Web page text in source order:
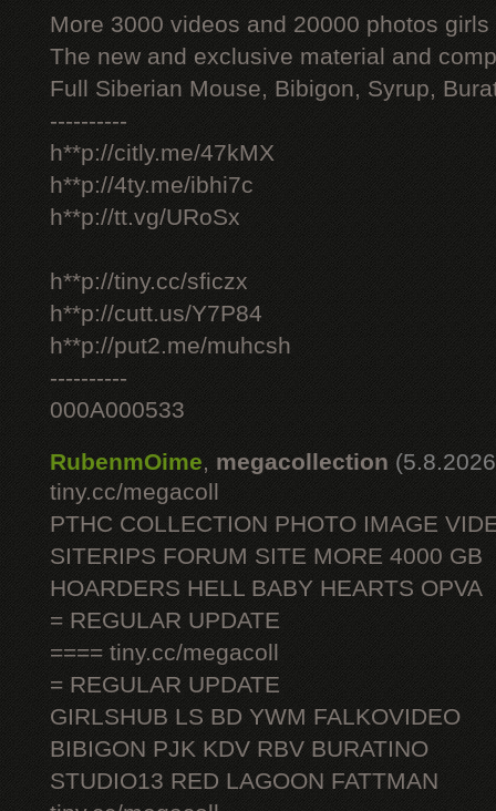
More 3000 videos and 20000 photos
The new and exclusive material and
Full Siberian Mouse, Bibigon, Syrup,
----------
h**p://citly.me/47kMX
h**p://4ty.me/ibhi7c
h**p://tt.vg/URoSx
h**p://tiny.cc/sficzx
h**p://cutt.us/Y7P84
h**p://put2.me/muhcsh
----------
000A000533
RubenmOime, megacollection
tiny.cc/megacoll
PTHC COLLECTION PHOTO IMAGE
SITERIPS FORUM SITE MORE 4000 GB
HOARDERS HELL BABY HEARTS OPVA
= REGULAR UPDATE
==== tiny.cc/megacoll
= REGULAR UPDATE
GIRLSHUB LS BD YWM FALKOVIDEO
BIBIGON PJK KDV RBV BURATINO
STUDIO13 RED LAGOON FATTMAN